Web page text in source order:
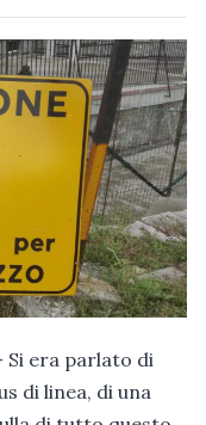
Si era parlato di
di linea, di una